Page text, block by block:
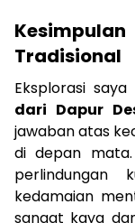
Tradisional
Eksplorasi
dari Dapur
jawaban atas
di depan
perlindungan
kedamaian
sangat kaya